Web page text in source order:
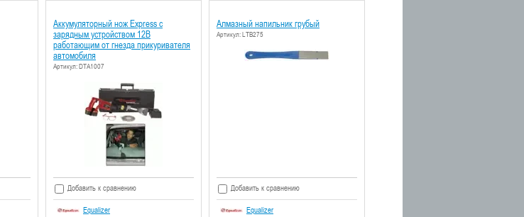
Аккумуляторный нож Express с
зарядным устройством 12В
работающим от гнезда прикуривателя
автомобиля
Артикул: DTA1007
Добавить к сравнению
Equalizer
Алмазный напильник грубый
Артикул: LTB275
Добавить к сравнению
Equalizer